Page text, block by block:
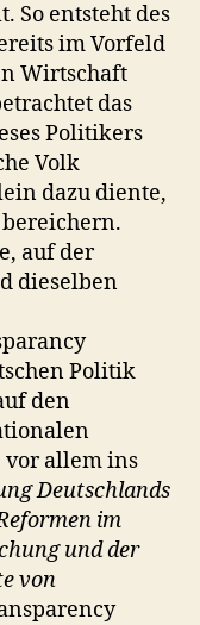
So entsteht des
im Vorfeld
Wirtschaft
das
Politikers
Volk
dazu diente,
bereichern.
auf der
dieselben
Politik
den
allem ins
Deutschlands
im
und der
von